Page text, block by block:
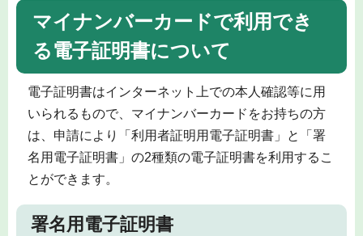
マイナンバーカードで利用でき
る電子証明書について
電子証明書はインターネット上での本人確認等に用
いられるもので、マイナンバーカードをお持ちの方
は、申請により「利用者証明用電子証明書」と「署
名用電子証明書」の2種類の電子証明書を利用するこ
とができます。
署名用電子証明書